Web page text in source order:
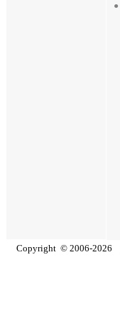
●
Copyright © 2006-2026